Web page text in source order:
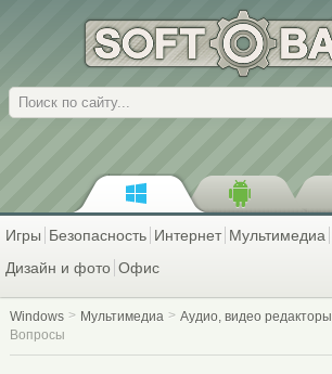
Поиск
Игры Безопасность Интернет Мультимедиа
Дизайн и фото Офис
Windows Мультимедиа Аудио, видео редакторы
Вопросы